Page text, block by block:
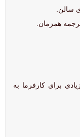
سالن.
همزمان.
برای کارفرما به